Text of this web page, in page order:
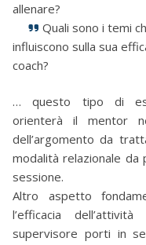
allenare?
Quali sono i temi
influiscono sulla sua
coach?
… questo tipo di
orienterà il mentor
dell’argomento da
modalità relazionale da
sessione.
Altro aspetto
l’efficacia
supervisore porti in